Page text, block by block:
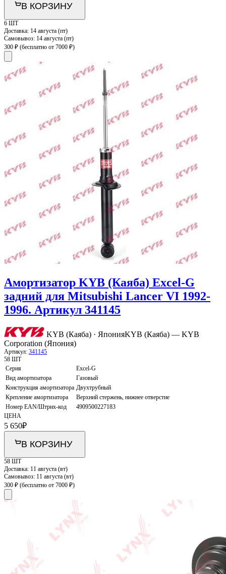
В КОРЗИНУ
6 ШТ
Доставка: 14 августа (пт)
Самовывоз: 14 августа (пт)
300 ₽ (бесплатно от 7000 ₽)
Амортизатор KYB (Каяба) Excel-G
задний для Mitsubishi Lancer VI 1992-
1996. Артикул 341145
KYB (Каяба) · ЯпонияKYB (Каяба) — KYB
Corporation (Япония)
Артикул: 341145
58 ШТ
Серия
Excel-G
Вид амортизатора
Газовый
Конструкция амортизатора Двухтрубный
Крепление амортизатора
Верхний стержень, нижнее отверстие
Номер EAN/Штрих-код
4909500227183
ЦЕНА
5 650₽
В КОРЗИНУ
58 ШТ
Доставка: 11 августа (вт)
Самовывоз: 11 августа (вт)
300 ₽ (бесплатно от 7000 ₽)